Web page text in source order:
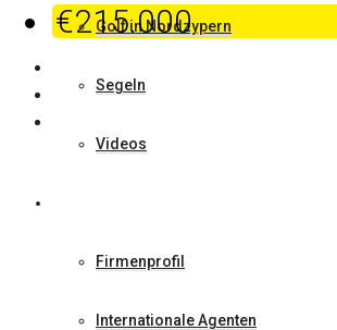
Golf in Nordzypern
Segeln
Videos
Firmenprofil
Internationale Agenten
€215.000